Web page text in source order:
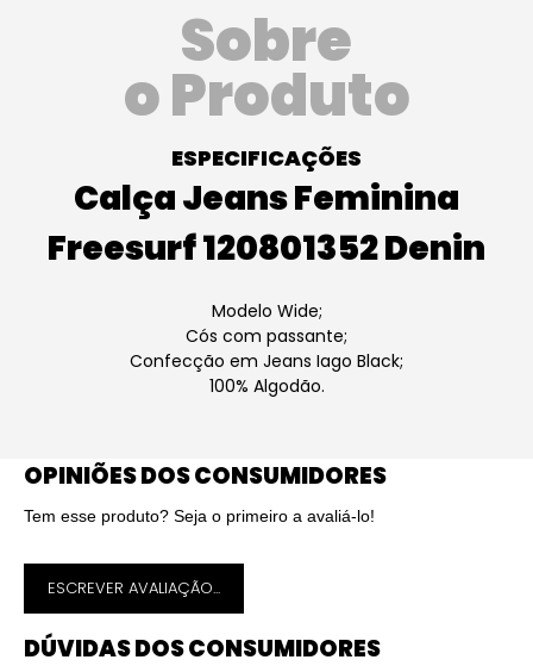
Sobre
o Produto
ESPECIFICAÇÕES
Calça Jeans Feminina
Freesurf 120801352 Denin
Modelo Wide;
Cós com passante;
Confecção em Jeans Iago Black;
100% Algodão.
OPINIÕES DOS CONSUMIDORES
Tem esse produto? Seja o primeiro a avaliá-lo!
ESCREVER AVALIAÇÃO...
DÚVIDAS DOS CONSUMIDORES